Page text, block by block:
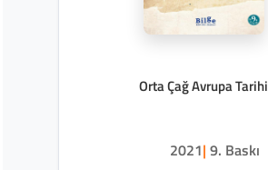
Orta Çağ Avrupa Tarihi
2021| 9. Baskı